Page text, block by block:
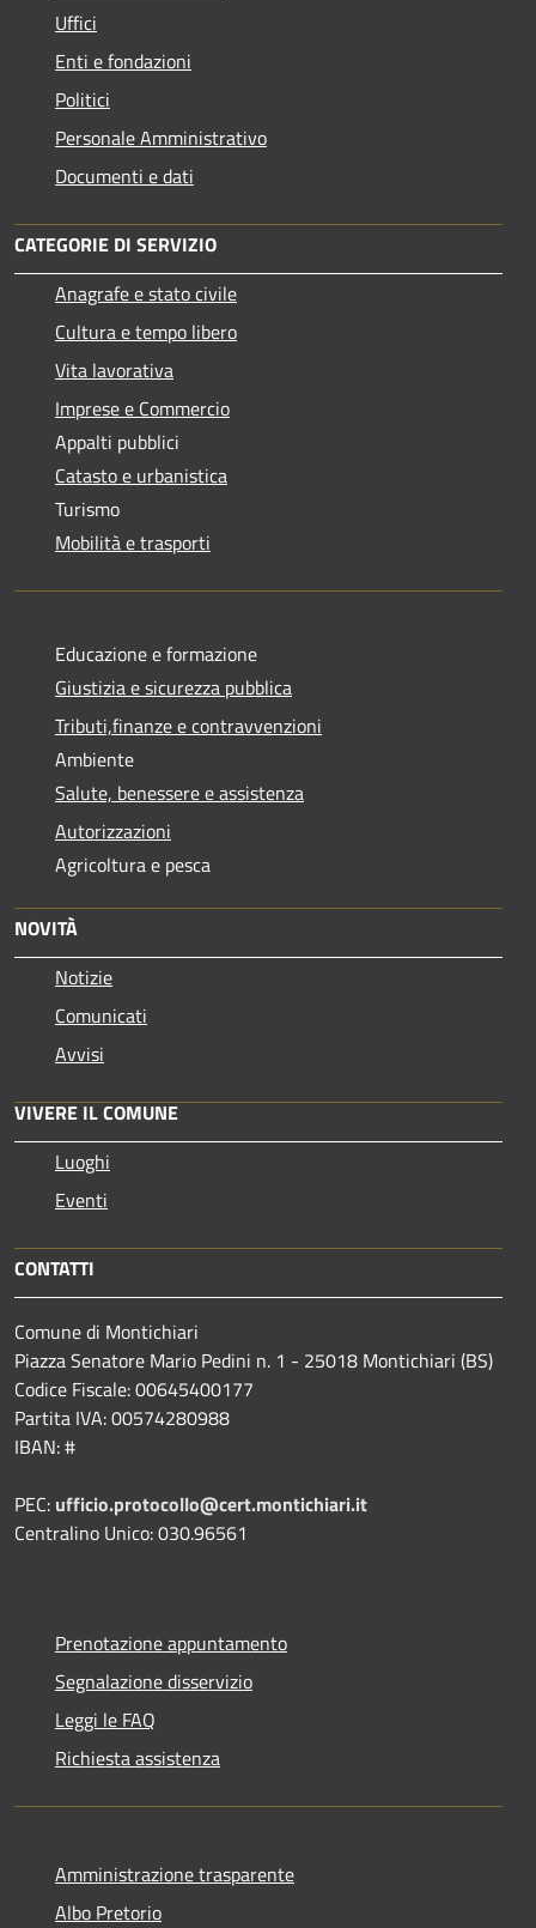
Uffici
Enti e fondazioni
Politici
Personale Amministrativo
Documenti e dati
CATEGORIE DI SERVIZIO
Anagrafe e stato civile
Cultura e tempo libero
Vita lavorativa
Imprese e Commercio
Appalti pubblici
Catasto e urbanistica
Turismo
Mobilità e trasporti
Educazione e formazione
Giustizia e sicurezza pubblica
Tributi,finanze e contravvenzioni
Ambiente
Salute, benessere e assistenza
Autorizzazioni
Agricoltura e pesca
NOVITÀ
Notizie
Comunicati
Avvisi
VIVERE IL COMUNE
Luoghi
Eventi
CONTATTI
Comune di Montichiari
Piazza Senatore Mario Pedini n. 1 - 25018 Montichiari (BS)
Codice Fiscale: 00645400177
Partita IVA: 00574280988
IBAN: #
PEC: ufficio.protocollo@cert.montichiari.it
Centralino Unico: 030.96561
Prenotazione appuntamento
Segnalazione disservizio
Leggi le FAQ
Richiesta assistenza
Amministrazione trasparente
Albo Pretorio